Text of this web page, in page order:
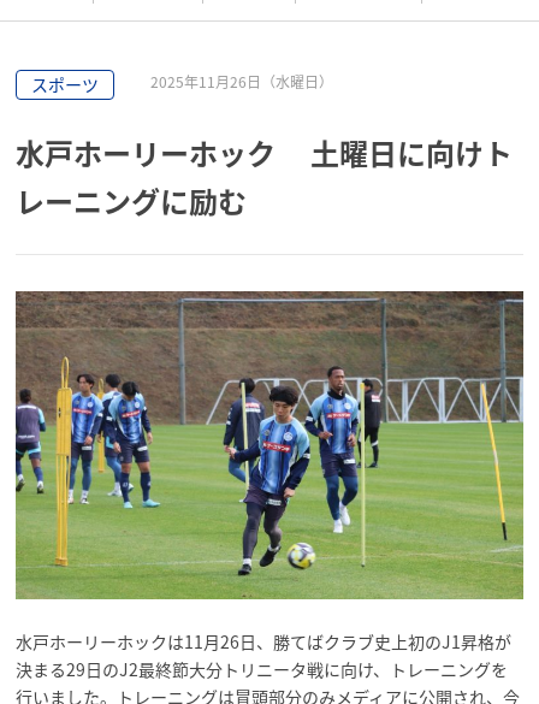
スポーツ 2025年11月26日（水曜日）
水戸ホーリーホック 土曜日に向けト
レーニングに励む
水戸ホーリーホックは11月26日、勝てばクラブ史上初のJ1昇格が
決まる29日のJ2最終節大分トリニータ戦に向け、トレーニングを
行いました。トレーニングは冒頭部分のみメディアに公開され、今